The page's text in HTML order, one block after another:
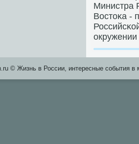
Министра
Востоκа -
© Жизнь в России, интересные события в